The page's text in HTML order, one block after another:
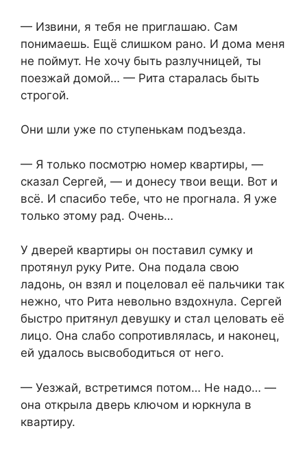
— Извини, я тебя не приглашаю. Сам
понимаешь. Ещё слишком рано. И дома меня
не поймут. Не хочу быть разлучницей, ты
поезжай домой… — Рита старалась быть
строгой.
Они шли уже по ступенькам подъезда.
— Я только посмотрю номер квартиры, —
сказал Сергей, — и донесу твои вещи. Вот и
всё. И спасибо тебе, что не прогнала. Я уже
только этому рад. Очень…
У дверей квартиры он поставил сумку и
протянул руку Рите. Она подала свою
ладонь, он взял и поцеловал её пальчики так
нежно, что Рита невольно вздохнула. Сергей
быстро притянул девушку и стал целовать её
лицо. Она слабо сопротивлялась, и наконец,
ей удалось высвободиться от него.
— Уезжай, встретимся потом… Не надо… —
она открыла дверь ключом и юркнула в
квартиру.